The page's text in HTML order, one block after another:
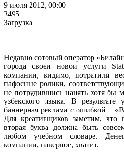
9 июля 2012, 00:00
3495
Загрузка
Недавно сотовый оператор
города своей новой услуги
компании, видимо, потратили
пафосные ролики,
не потрудившись нанять хотя бы
узбекского языка. В результате
баннерная реклама с ошибкой –
Для креативщиков заметим, что
вторая буква должна быть
любом учебном словаре.
компании, наверное, хватит.